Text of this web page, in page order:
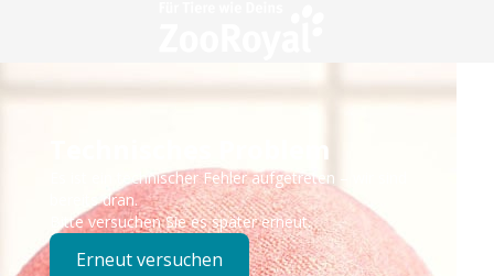
Technisches Problem
Es ist ein technischer Fehler aufgetreten – wir sind
bereits dran.
Bitte versuchen Sie es später erneut.
Erneut versuchen